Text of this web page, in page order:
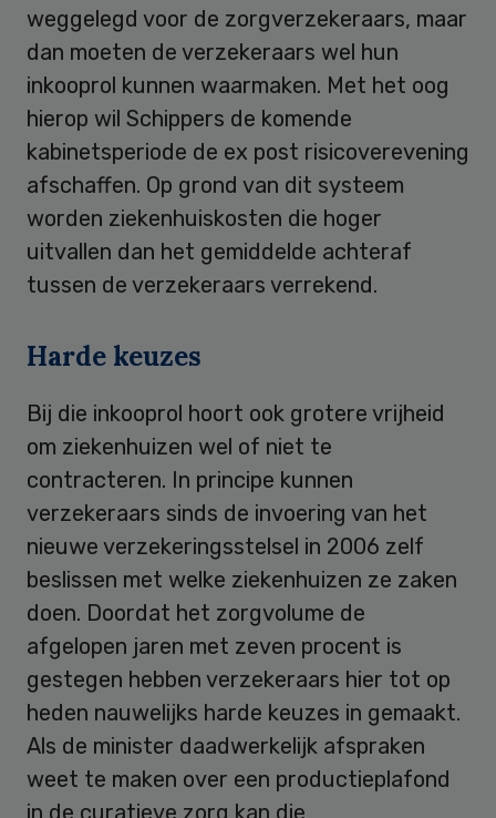
weggelegd voor de zorgverzekeraars, maar
dan moeten de verzekeraars wel hun
inkooprol kunnen waarmaken. Met het oog
hierop wil Schippers de komende
kabinetsperiode de ex post risicoverevening
afschaffen. Op grond van dit systeem
worden ziekenhuiskosten die hoger
uitvallen dan het gemiddelde achteraf
tussen de verzekeraars verrekend.
Harde keuzes
Bij die inkooprol hoort ook grotere vrijheid
om ziekenhuizen wel of niet te
contracteren. In principe kunnen
verzekeraars sinds de invoering van het
nieuwe verzekeringsstelsel in 2006 zelf
beslissen met welke ziekenhuizen ze zaken
doen. Doordat het zorgvolume de
afgelopen jaren met zeven procent is
gestegen hebben verzekeraars hier tot op
heden nauwelijks harde keuzes in gemaakt.
Als de minister daadwerkelijk afspraken
weet te maken over een productieplafond
in de curatieve zorg kan die